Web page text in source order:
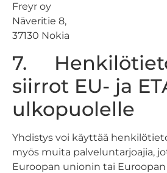
Freyr oy
Näveritie 8,
37130 Nokia
7.
siirrot EU- ja
ulkopuolelle
Yhdistys voi käyttää
myös muita palveluntarjoajia,
Euroopan unionin tai